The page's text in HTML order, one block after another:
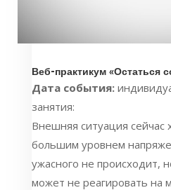
Веб-практикум «Остаться
Дата события:
занятия:
Внешняя ситуация сейчас
большим уровнем
ужасного не происходит,
может не реагировать на